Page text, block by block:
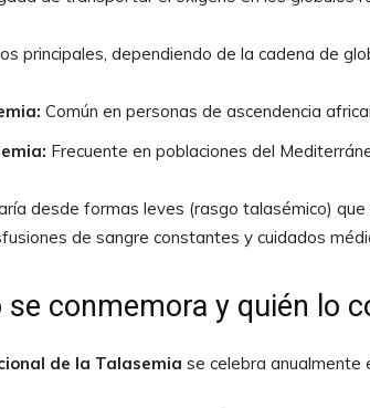
principales, dependiendo de la cadena de
Común en personas de ascendencia
Frecuente en poblaciones del
desde formas leves (rasgo talasémico)
de sangre constantes y cuidados
se conmemora y quién lo
de la Talasemia se celebra anualmente